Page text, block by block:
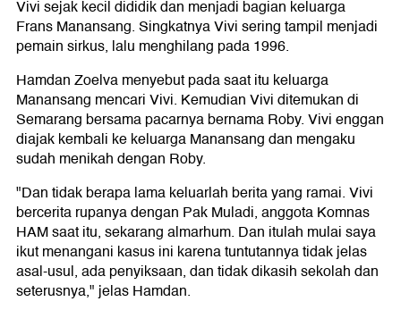
Vivi sejak kecil dididik dan menjadi bagian keluarga
Frans Manansang. Singkatnya Vivi sering tampil menjadi
pemain sirkus, lalu menghilang pada 1996.
Hamdan Zoelva menyebut pada saat itu keluarga
Manansang mencari Vivi. Kemudian Vivi ditemukan di
Semarang bersama pacarnya bernama Roby. Vivi enggan
diajak kembali ke keluarga Manansang dan mengaku
sudah menikah dengan Roby.
"Dan tidak berapa lama keluarlah berita yang ramai. Vivi
bercerita rupanya dengan Pak Muladi, anggota Komnas
HAM saat itu, sekarang almarhum. Dan itulah mulai saya
ikut menangani kasus ini karena tuntutannya tidak jelas
asal-usul, ada penyiksaan, dan tidak dikasih sekolah dan
seterusnya," jelas Hamdan.